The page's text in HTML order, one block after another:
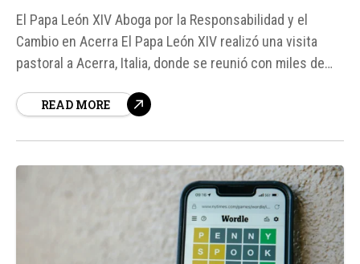
El Papa León XIV Aboga por la Responsabilidad y el
Cambio en Acerra El Papa León XIV realizó una visita
pastoral a Acerra, Italia, donde se reunió con miles de
importancia de asumir la responsabilidad personal y
READ MORE